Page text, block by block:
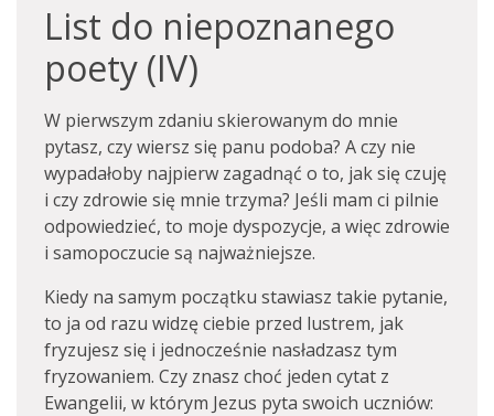
List do niepoznanego
poety (IV)
W pierwszym zdaniu skierowanym do mnie
pytasz, czy wiersz się panu podoba? A czy nie
wypadałoby najpierw zagadnąć o to, jak się czuję
i czy zdrowie się mnie trzyma? Jeśli mam ci pilnie
odpowiedzieć, to moje dyspozycje, a więc zdrowie
i samopoczucie są najważniejsze.
Kiedy na samym początku stawiasz takie pytanie,
to ja od razu widzę ciebie przed lustrem, jak
fryzujesz się i jednocześnie nasładzasz tym
fryzowaniem. Czy znasz choć jeden cytat z
Ewangelii, w którym Jezus pyta swoich uczniów: